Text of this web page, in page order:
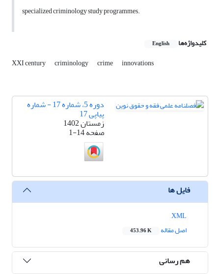
specialized criminology study programmes.
کلیدواژه‌ها English
XXI century criminology crime innovations
دوره 5، شماره 17 - شماره
پیاپی 17
زمستان 1402
صفحه1-14
فایل ها
اصل مقاله
453.96 K
هم رسانی